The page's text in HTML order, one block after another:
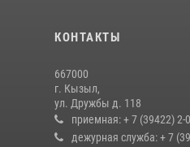
КОНТАКТЫ
667000
г. Кызыл,
ул. Дружбы д. 118
приемная: + 7 (39422) 2-
дежурная служба: + 7